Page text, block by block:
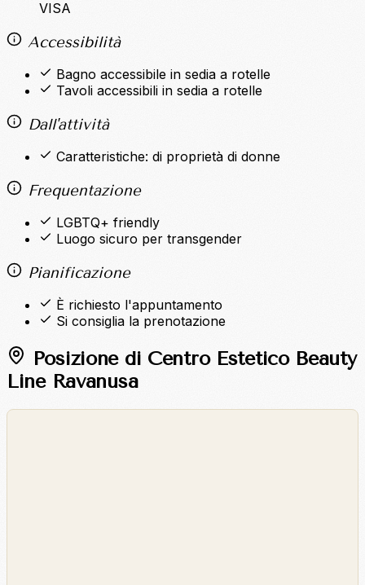
VISA
Accessibilità
Bagno accessibile in sedia a rotelle
Tavoli accessibili in sedia a rotelle
Dall'attività
Caratteristiche: di proprietà di donne
Frequentazione
LGBTQ+ friendly
Luogo sicuro per transgender
Pianificazione
È richiesto l'appuntamento
Si consiglia la prenotazione
Posizione di Centro Estetico Beauty
Line Ravanusa